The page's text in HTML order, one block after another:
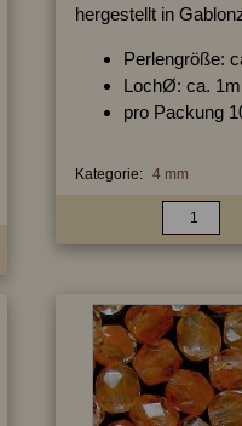
hergestellt in
Perlengröße:
LochØ: ca.
pro Packung
Kategorie: 4 mm